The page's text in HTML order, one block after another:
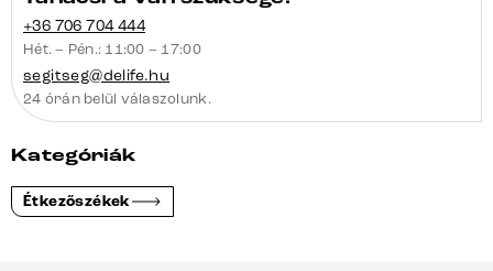
+36 706 704 444
Hét. – Pén.: 11:00 – 17:00
segitseg@delife.hu
24 órán belül válaszolunk.
Kategóriák
Étkezőszékek